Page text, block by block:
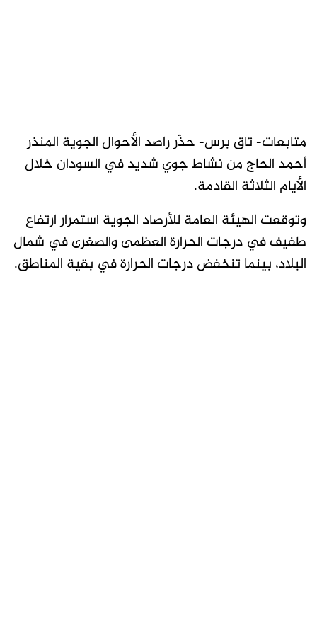
متابعات- تاق برس- حذّر راصد الأحوال الجوية المنذر
أحمد الحاج من نشاط جوي شديد في السودان خلال
الأيام الثلاثة القادمة.
وتوقعت الهيئة العامة للأرصاد الجوية استمرار ارتفاع
طفيف في درجات الحرارة العظمى والصغرى في شمال
البلاد، بينما تنخفض درجات الحرارة في بقية المناطق.